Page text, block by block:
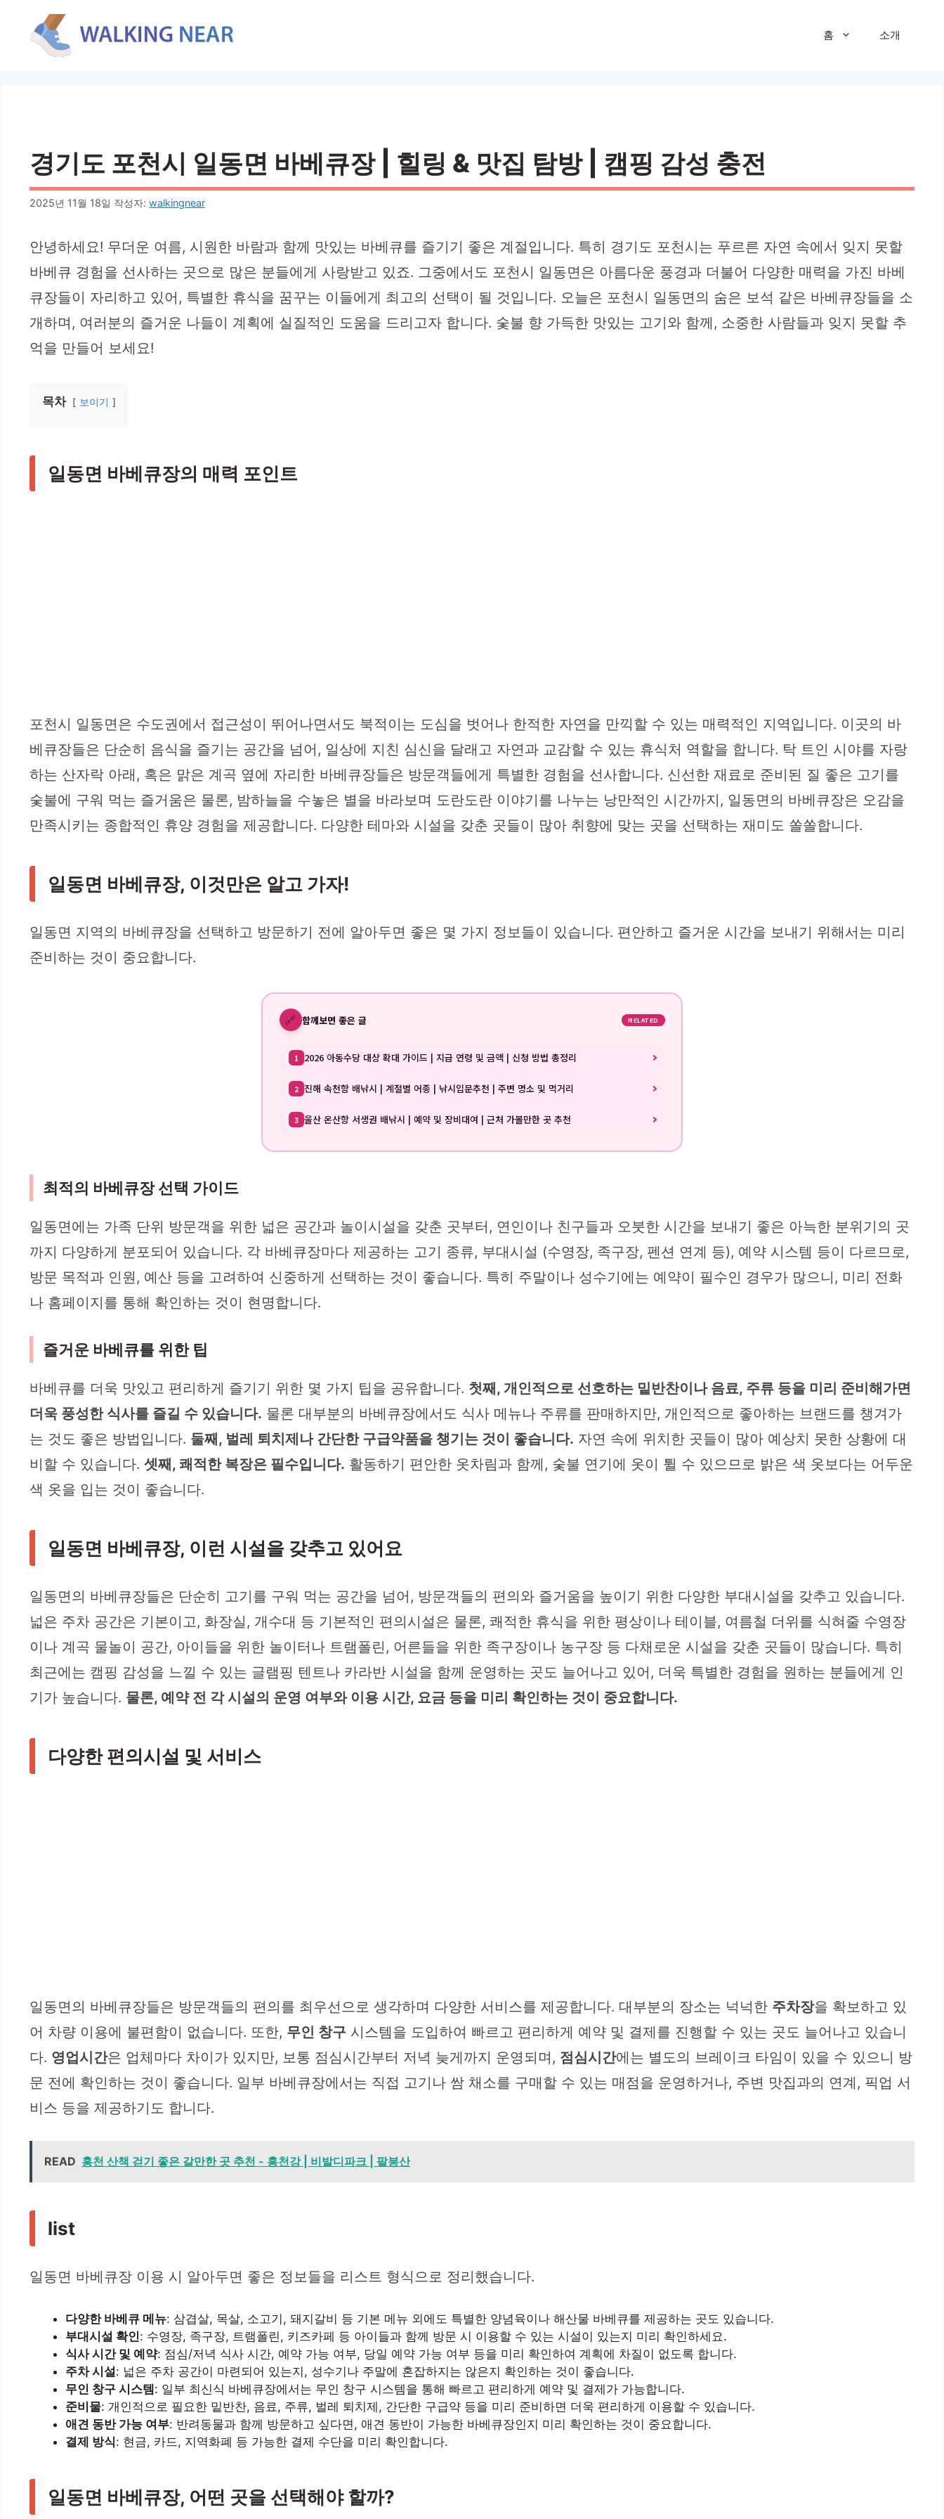
홈 소개
경기도 포천시 일동면 바베큐장 | 힐링 & 맛집 탐방 | 캠핑 감성 충전
2025년 11월 18일 작성자: walkingnear
안녕하세요! 무더운 여름, 시원한 바람과 함께 맛있는 바베큐를 즐기기 좋은 계절입니다. 특히 경기도 포천시는 푸르른 자연 속에서 잊지 못할
바베큐 경험을 선사하는 곳으로 많은 분들에게 사랑받고 있죠. 그중에서도 포천시 일동면은 아름다운 풍경과 더불어 다양한 매력을 가진 바베
큐장들이 자리하고 있어, 특별한 휴식을 꿈꾸는 이들에게 최고의 선택이 될 것입니다. 오늘은 포천시 일동면의 숨은 보석 같은 바베큐장들을 소
개하며, 여러분의 즐거운 나들이 계획에 실질적인 도움을 드리고자 합니다. 숯불 향 가득한 맛있는 고기와 함께, 소중한 사람들과 잊지 못할 추
억을 만들어 보세요!
목차 보이기
일동면 바베큐장의 매력 포인트
포천시 일동면은 수도권에서 접근성이 뛰어나면서도 북적이는 도심을 벗어나 한적한 자연을 만끽할 수 있는 매력적인 지역입니다. 이곳의 바
베큐장들은 단순히 음식을 즐기는 공간을 넘어, 일상에 지친 심신을 달래고 자연과 교감할 수 있는 휴식처 역할을 합니다. 탁 트인 시야를 자랑
하는 산자락 아래, 혹은 맑은 계곡 옆에 자리한 바베큐장들은 방문객들에게 특별한 경험을 선사합니다. 신선한 재료로 준비된 질 좋은 고기를
숯불에 구워 먹는 즐거움은 물론, 밤하늘을 수놓은 별을 바라보며 도란도란 이야기를 나누는 낭만적인 시간까지, 일동면의 바베큐장은 오감을
만족시키는 종합적인 휴양 경험을 제공합니다. 다양한 테마와 시설을 갖춘 곳들이 많아 취향에 맞는 곳을 선택하는 재미도 쏠쏠합니다.
일동면 바베큐장, 이것만은 알고 가자!
일동면 지역의 바베큐장을 선택하고 방문하기 전에 알아두면 좋은 몇 가지 정보들이 있습니다. 편안하고 즐거운 시간을 보내기 위해서는 미리
준비하는 것이 중요합니다.
🔗 함께보면 좋은 글 RELATED
1 2026 아동수당 대상 확대 가이드 | 지급 연령 및 금액 | 신청 방법 총정리
2 진해 속천항 배낚시 | 계절별 어종 | 낚시입문추천 | 주변 명소 및 먹거리
3 울산 온산항 서생권 배낚시 | 예약 및 장비대여 | 근처 가볼만한 곳 추천
최적의 바베큐장 선택 가이드
일동면에는 가족 단위 방문객을 위한 넓은 공간과 놀이시설을 갖춘 곳부터, 연인이나 친구들과 오붓한 시간을 보내기 좋은 아늑한 분위기의 곳
까지 다양하게 분포되어 있습니다. 각 바베큐장마다 제공하는 고기 종류, 부대시설 (수영장, 족구장, 펜션 연계 등), 예약 시스템 등이 다르므로,
방문 목적과 인원, 예산 등을 고려하여 신중하게 선택하는 것이 좋습니다. 특히 주말이나 성수기에는 예약이 필수인 경우가 많으니, 미리 전화
나 홈페이지를 통해 확인하는 것이 현명합니다.
즐거운 바베큐를 위한 팁
바베큐를 더욱 맛있고 편리하게 즐기기 위한 몇 가지 팁을 공유합니다. 첫째, 개인적으로 선호하는 밑반찬이나 음료, 주류 등을 미리 준비해가면
더욱 풍성한 식사를 즐길 수 있습니다. 물론 대부분의 바베큐장에서도 식사 메뉴나 주류를 판매하지만, 개인적으로 좋아하는 브랜드를 챙겨가
는 것도 좋은 방법입니다. 둘째, 벌레 퇴치제나 간단한 구급약품을 챙기는 것이 좋습니다. 자연 속에 위치한 곳들이 많아 예상치 못한 상황에 대
비할 수 있습니다. 셋째, 쾌적한 복장은 필수입니다. 활동하기 편안한 옷차림과 함께, 숯불 연기에 옷이 튈 수 있으므로 밝은 색 옷보다는 어두운
색 옷을 입는 것이 좋습니다.
일동면 바베큐장, 이런 시설을 갖추고 있어요
일동면의 바베큐장들은 단순히 고기를 구워 먹는 공간을 넘어, 방문객들의 편의와 즐거움을 높이기 위한 다양한 부대시설을 갖추고 있습니다.
넓은 주차 공간은 기본이고, 화장실, 개수대 등 기본적인 편의시설은 물론, 쾌적한 휴식을 위한 평상이나 테이블, 여름철 더위를 식혀줄 수영장
이나 계곡 물놀이 공간, 아이들을 위한 놀이터나 트램폴린, 어른들을 위한 족구장이나 농구장 등 다채로운 시설을 갖춘 곳들이 많습니다. 특히
최근에는 캠핑 감성을 느낄 수 있는 글램핑 텐트나 카라반 시설을 함께 운영하는 곳도 늘어나고 있어, 더욱 특별한 경험을 원하는 분들에게 인
기가 높습니다. 물론, 예약 전 각 시설의 운영 여부와 이용 시간, 요금 등을 미리 확인하는 것이 중요합니다.
다양한 편의시설 및 서비스
일동면의 바베큐장들은 방문객들의 편의를 최우선으로 생각하며 다양한 서비스를 제공합니다. 대부분의 장소는 넉넉한 주차장을 확보하고 있
어 차량 이용에 불편함이 없습니다. 또한, 무인 창구 시스템을 도입하여 빠르고 편리하게 예약 및 결제를 진행할 수 있는 곳도 늘어나고 있습니
다. 영업시간은 업체마다 차이가 있지만, 보통 점심시간부터 저녁 늦게까지 운영되며, 점심시간에는 별도의 브레이크 타임이 있을 수 있으니 방
문 전에 확인하는 것이 좋습니다. 일부 바베큐장에서는 직접 고기나 쌈 채소를 구매할 수 있는 매점을 운영하거나, 주변 맛집과의 연계, 픽업 서
비스 등을 제공하기도 합니다.
READ 홍천 산책 걷기 좋은 갈만한 곳 추천 - 홍천강 | 비발디파크 | 팔봉산
list
일동면 바베큐장 이용 시 알아두면 좋은 정보들을 리스트 형식으로 정리했습니다.
다양한 바베큐 메뉴: 삼겹살, 목살, 소고기, 돼지갈비 등 기본 메뉴 외에도 특별한 양념육이나 해산물 바베큐를 제공하는 곳도 있습니다.
부대시설 확인: 수영장, 족구장, 트램폴린, 키즈카페 등 아이들과 함께 방문 시 이용할 수 있는 시설이 있는지 미리 확인하세요.
식사 시간 및 예약: 점심/저녁 식사 시간, 예약 가능 여부, 당일 예약 가능 여부 등을 미리 확인하여 계획에 차질이 없도록 합니다.
주차 시설: 넓은 주차 공간이 마련되어 있는지, 성수기나 주말에 혼잡하지는 않은지 확인하는 것이 좋습니다.
무인 창구 시스템: 일부 최신식 바베큐장에서는 무인 창구 시스템을 통해 빠르고 편리하게 예약 및 결제가 가능합니다.
준비물: 개인적으로 필요한 밑반찬, 음료, 주류, 벌레 퇴치제, 간단한 구급약 등을 미리 준비하면 더욱 편리하게 이용할 수 있습니다.
애견 동반 가능 여부: 반려동물과 함께 방문하고 싶다면, 애견 동반이 가능한 바베큐장인지 미리 확인하는 것이 중요합니다.
결제 방식: 현금, 카드, 지역화폐 등 가능한 결제 수단을 미리 확인합니다.
일동면 바베큐장, 어떤 곳을 선택해야 할까?